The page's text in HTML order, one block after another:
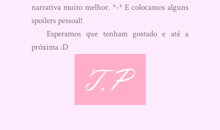
narrativa muito melhor. *-* E colocamos alguns
spoilers pessoal!
Esperamos que tenham gostado e até a
próxima :D